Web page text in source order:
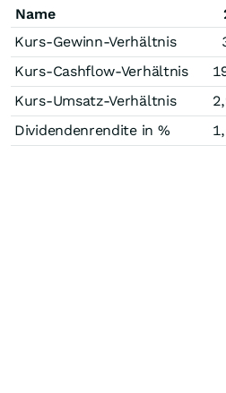
Name
Kurs-Gewinn-Verhältnis
Kurs-Cashflow-Verhältnis
Kurs-Umsatz-Verhältnis
Dividendenrendite in %